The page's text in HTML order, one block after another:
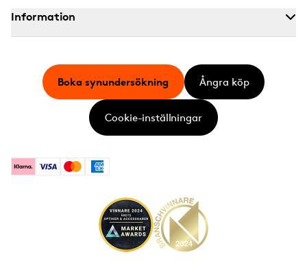
Information
KlarnaVisa MastercardAmerican Express
Boka synundersökning Ångra köp
Cookie-inställningar